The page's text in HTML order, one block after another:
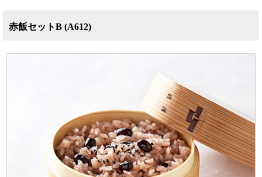
赤飯セットB (A612)